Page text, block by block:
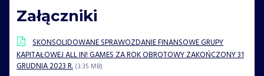
Załączniki
SKONSOLIDOWANE SPRAWOZDANIE FINANSOWE GRUPY
KAPITAŁOWEJ ALL IN! GAMES ZA ROK OBROTOWY ZAKOŃCZONY 31
GRUDNIA 2023 R. (3.35 MB)